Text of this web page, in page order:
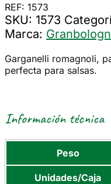
REF: 1573
SKU: 1573
Marca:
Garganelli romagnoli,
perfecta para salsas.
Información técnica
Peso
Unidades/Caja